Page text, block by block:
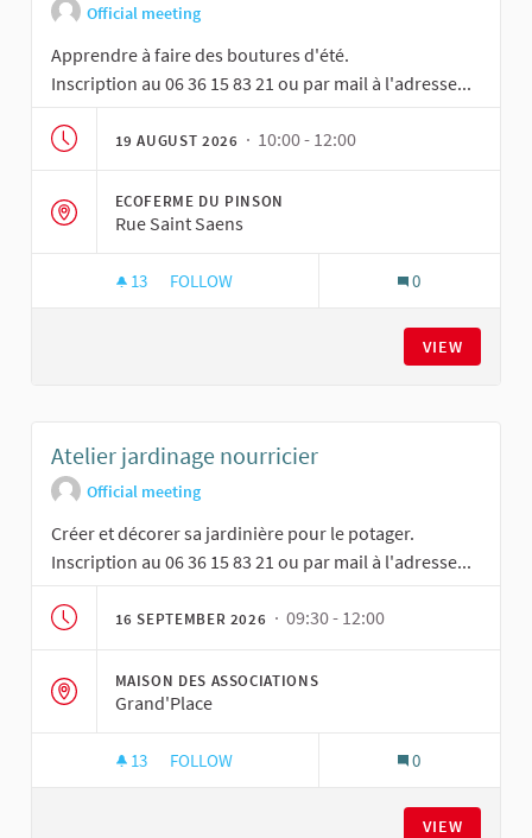
Official meeting
Apprendre à faire des boutures d'été.
Inscription au 06 36 15 83 21 ou par mail à l'adresse...
19 AUGUST 2026 · 10:00 - 12:00
ECOFERME DU PINSON
Rue Saint Saens
13 13 FOLLOWERS
FOLLOW 0
VIEW
Atelier jardinage nourricier
Official meeting
Créer et décorer sa jardinière pour le potager.
Inscription au 06 36 15 83 21 ou par mail à l'adresse...
16 SEPTEMBER 2026 · 09:30 - 12:00
MAISON DES ASSOCIATIONS
Grand'Place
13 13 FOLLOWERS
FOLLOW 0
VIEW